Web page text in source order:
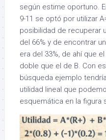
según estime oportuno.
9-11 se optó por utilizar
posibilidad de recuperar
del 66% y de encontrar
era del 33%, de ahí que
doble que el de B. Con
búsqueda ejemplo
utilidad lineal que
esquemática en la figura